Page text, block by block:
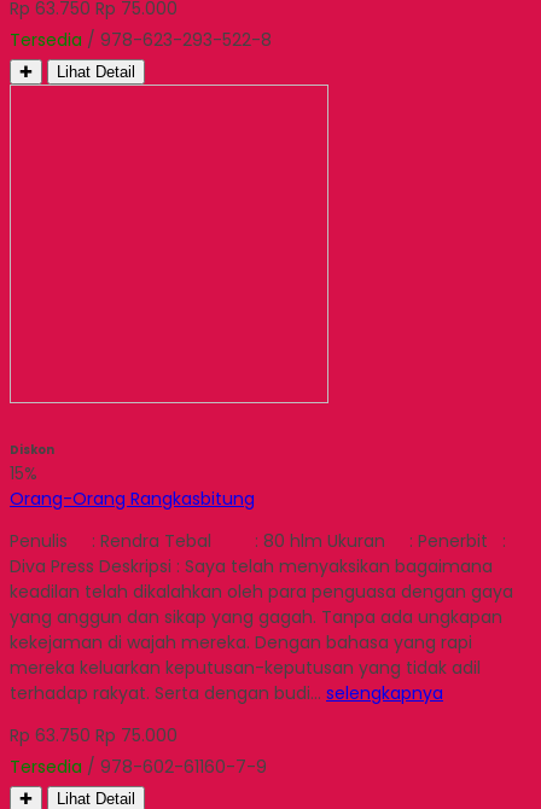
Rp 63.750 Rp 75.000
Tersedia / 978-623-293-522-8
✚ Lihat Detail
Diskon
15%
Orang-Orang Rangkasbitung
Penulis : Rendra Tebal : 80 hlm Ukuran : Penerbit :
Diva Press Deskripsi : Saya telah menyaksikan bagaimana
keadilan telah dikalahkan oleh para penguasa dengan gaya
yang anggun dan sikap yang gagah. Tanpa ada ungkapan
kekejaman di wajah mereka. Dengan bahasa yang rapi
mereka keluarkan keputusan-keputusan yang tidak adil
terhadap rakyat. Serta dengan budi… selengkapnya
Rp 63.750 Rp 75.000
Tersedia / 978-602-61160-7-9
✚ Lihat Detail